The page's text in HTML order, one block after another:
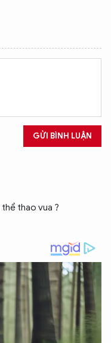
GỬI BÌNH LUẬN
thao vua ?